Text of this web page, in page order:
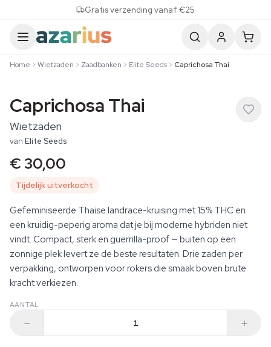
Gratis verzending vanaf €25
Home Wietzaden Zaadbanken Elite Seeds Caprichosa Thai
Caprichosa Thai
Wietzaden
van Elite Seeds
€ 30,00
Tijdelijk uitverkocht
Gefeminiseerde Thaise landrace-kruising met 15% THC en
een kruidig-peperig aroma dat je bij moderne hybriden niet
vindt. Compact, sterk en guerrilla-proof — buiten op een
zonnige plek levert ze de beste resultaten. Drie zaden per
verpakking, ontworpen voor rokers die smaak boven brute
kracht verkiezen.
AANTAL